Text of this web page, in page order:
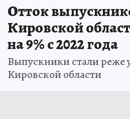
Отток
Кировской
на 9% с 2022 года
Выпускники стали реже
Кировской области